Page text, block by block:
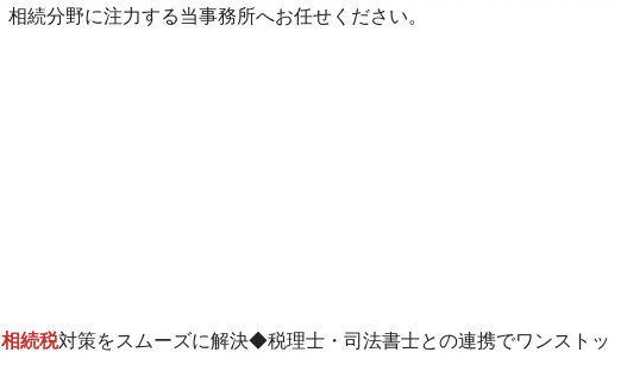
相続分野に注力する当事務所へお任せください。
相続税対策をスムーズに解決◆税理士・司法書士との連携でワンストッ